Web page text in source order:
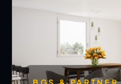
BGS &